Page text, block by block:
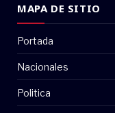
MAPA DE SITIO
Portada
Nacionales
Politica